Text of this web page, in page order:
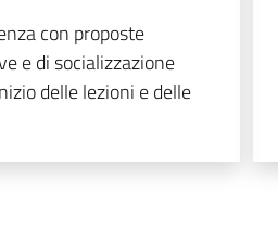
con proposte
e di socializzazione
delle lezioni e delle